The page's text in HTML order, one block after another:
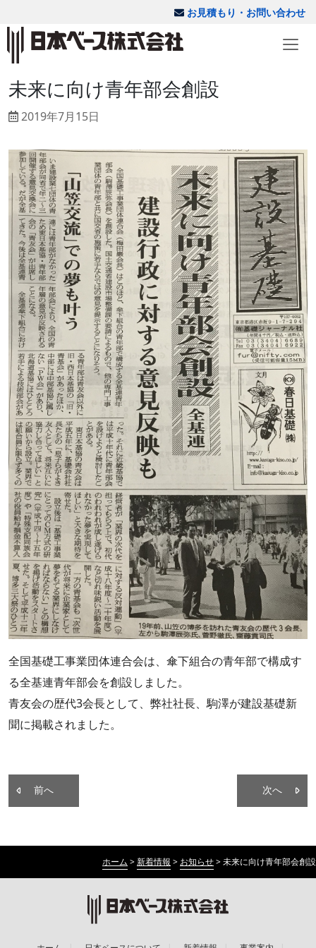
お見積もり・お問い合わせ
未来に向け青年部会創設
2019年7月15日
全国基礎工事業団体連合会は、傘下組合の青年部で構成す
る全基連青年部会を創設しました。
青友会の歴代3会長として、弊社社長、駒澤が建設基礎新
聞に掲載されました。
前へ 次へ
ホーム >新着情報 > お知らせ>未来に向け青年部会創設